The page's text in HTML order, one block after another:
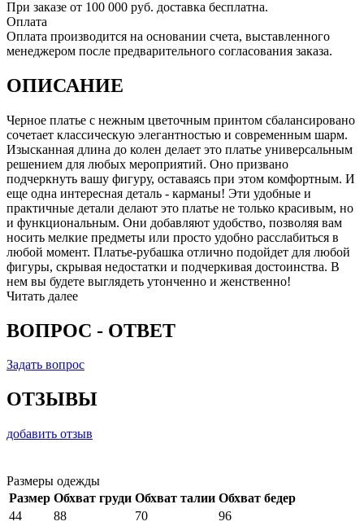
При заказе от 100 000 руб. доставка бесплатна.
Оплата
Оплата производится на основании счета, выставленного
менеджером после предварительного согласования заказа.
ОПИСАНИЕ
Черное платье с нежным цветочным принтом сбалансировано
сочетает классическую элегантностью и современным шарм.
Изысканная длина до колен делает это платье универсальным
решением для любых мероприятий. Оно призвано
подчеркнуть вашу фигуру, оставаясь при этом комфортным. И
еще одна интересная деталь - карманы! Эти удобные и
практичные детали делают это платье не только красивым, но
и функциональным. Они добавляют удобство, позволяя вам
носить мелкие предметы или просто удобно расслабиться в
любой момент. Платье-рубашка отлично подойдет для любой
фигуры, скрывая недостатки и подчеркивая достоинства. В
нем вы будете выглядеть утонченно и женственно!
Читать далее
ВОПРОС - ОТВЕТ
Задать вопрос
ОТЗЫВЫ
добавить отзыв
Размеры одежды
Размер Обхват груди Обхват талии Обхват бедер
44
88 70
96